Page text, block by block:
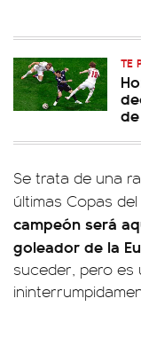
TE
Se trata de una
últimas Copas
campeón será
goleador de la
suceder, pero es